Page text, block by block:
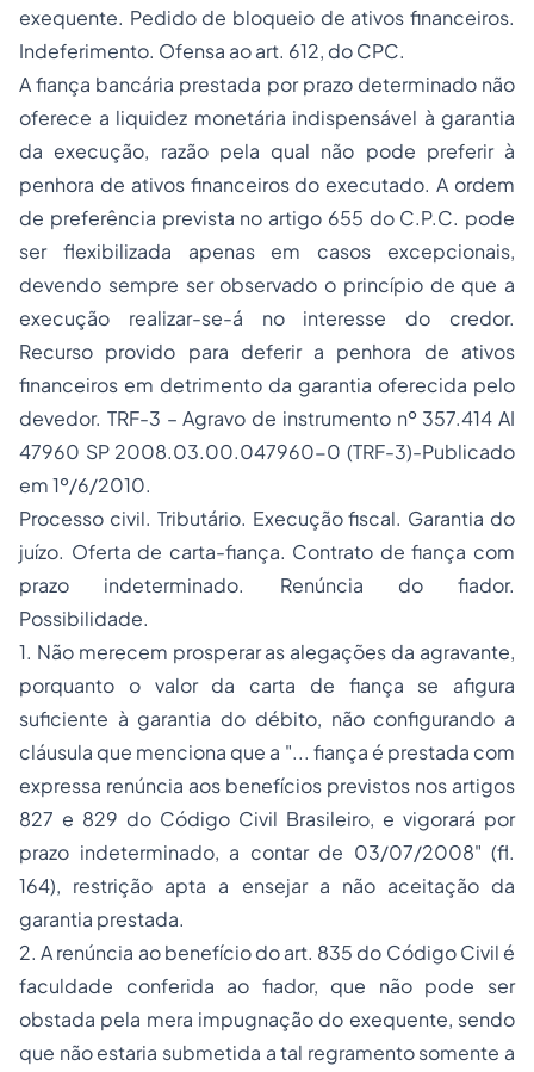
exequente. Pedido de bloqueio de ativos financeiros.
Indeferimento. Ofensa ao art. 612, do CPC.
A fiança bancária prestada por prazo determinado não
oferece a liquidez monetária indispensável à garantia
da execução, razão pela qual não pode preferir à
penhora de ativos financeiros do executado. A ordem
de preferência prevista no artigo 655 do C.P.C. pode
ser flexibilizada apenas em casos excepcionais,
devendo sempre ser observado o princípio de que a
execução realizar-se-á no interesse do credor.
Recurso provido para deferir a penhora de ativos
financeiros em detrimento da garantia oferecida pelo
devedor. TRF-3 – Agravo de instrumento nº 357.414 AI
47960 SP 2008.03.00.047960-0 (TRF-3)-Publicado
em 1º/6/2010.
Processo civil. Tributário. Execução fiscal. Garantia do
juízo. Oferta de carta-fiança. Contrato de fiança com
prazo indeterminado. Renúncia do fiador.
Possibilidade.
1. Não merecem prosperar as alegações da agravante,
porquanto o valor da carta de fiança se afigura
suficiente à garantia do débito, não configurando a
cláusula que menciona que a "... fiança é prestada com
expressa renúncia aos benefícios previstos nos artigos
827 e 829 do Código Civil Brasileiro, e vigorará por
prazo indeterminado, a contar de 03/07/2008" (fl.
164), restrição apta a ensejar a não aceitação da
garantia prestada.
2. A renúncia ao benefício do art. 835 do Código Civil é
faculdade conferida ao fiador, que não pode ser
obstada pela mera impugnação do exequente, sendo
que não estaria submetida a tal regramento somente a